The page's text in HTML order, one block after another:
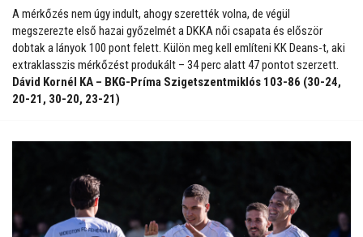
A mérkőzés nem úgy indult, ahogy szerették volna, de végül
megszerezte első hazai győzelmét a DKKA női csapata és először
dobtak a lányok 100 pont felett. Külön meg kell említeni KK Deans-t, aki
extraklasszis mérkőzést produkált – 34 perc alatt 47 pontot szerzett.
Dávid Kornél KA – BKG-Príma Szigetszentmiklós 103-86 (30-24,
20-21, 30-20, 23-21)